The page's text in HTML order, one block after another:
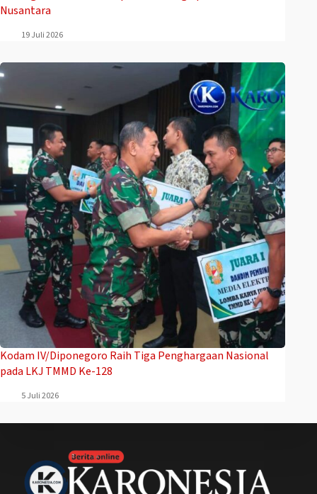
Nusantara
19 Juli 2026
Kodam IV/Diponegoro Raih Tiga Penghargaan Nasional
pada LKJ TMMD Ke-128
5 Juli 2026